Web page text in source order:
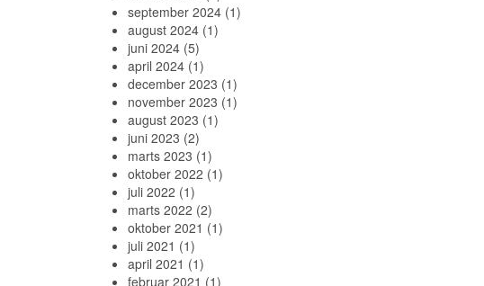
september 2024 (1)
august 2024 (1)
juni 2024 (5)
april 2024 (1)
december 2023 (1)
november 2023 (1)
august 2023 (1)
juni 2023 (2)
marts 2023 (1)
oktober 2022 (1)
juli 2022 (1)
marts 2022 (2)
oktober 2021 (1)
juli 2021 (1)
april 2021 (1)
februar 2021 (1)